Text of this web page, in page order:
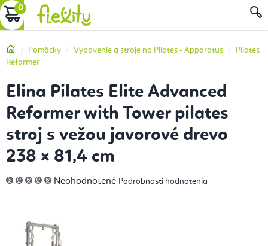
Prejsť
na
NÁKUPNÝ
DomovPomôcky Vybavenie a stroje na Pilates - Apparatus
Pilates
Reformer
Elina Pilates Elite Advanced
Reformer with Tower pilates
stroj s vežou javorové drevo
238 × 81,4 cm
Priemerné
hodnotenie
hviezdičiek.
Neohodnotené Podrobnosti hodnotenia